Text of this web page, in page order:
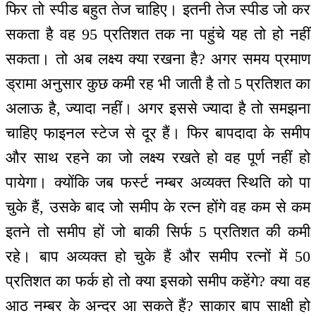
फिर तो स्पीड बहुत तेज चाहिए। इतनी तेज स्पीड जो कर
सकता है वह 95 प्रतिशत तक ना पहुंचे यह तो हो नहीं
सकता। तो अब लक्ष्य क्या रखना है? अगर समय प्रमाण
ड्रामा अनुसार कुछ कमी रह भी जाती है तो 5 प्रतिशत का
अलाऊ है, ज्यादा नहीं। अगर इससे ज्यादा है तो समझना
चाहिए फाइनल स्टेज से दूर हैं। फिर बापदादा के समीप
और साथ रहने का जो लक्ष्य रखते हो वह पूर्ण नहीं हो
पायेगा। क्योंकि जब फर्स्ट नम्बर अव्यक्त स्थिति को पा
चुके हैं, उसके बाद जो समीप के रत्न होंगे वह कम से कम
इतने तो समीप हों जो बाकी सिर्फ 5 प्रतिशत की कमी
रहे। बाप अव्यक्त हो चुके हैं और समीप रत्नों में 50
प्रतिशत का फर्क हो तो क्या इसको समीप कहेंगे? क्या वह
आठ नम्बर के अन्दर आ सकते हैं? साकार बाप साक्षी हो